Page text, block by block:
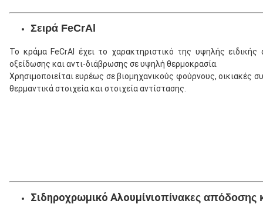
Σειρά FeCrAl
Το κράμα FeCrAl έχει το χαρακτηριστικό της υψηλής
οξείδωσης και αντι-διάβρωσης σε υψηλή θερμοκρασία.
Χρησιμοποιείται ευρέως σε βιομηχανικούς φούρνους, οικιακές
θερμαντικά στοιχεία και στοιχεία αντίστασης.
Σιδηροχρωμικό Αλουμίνιοπίνακες απόδοσης